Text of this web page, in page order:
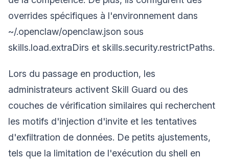
overrides spécifiques à l'environnement dans
~/.openclaw/openclaw.json sous
skills.load.extraDirs et skills.security.restrictPaths.
Lors du passage en production, les
administrateurs activent Skill Guard ou des
couches de vérification similaires qui recherchent
les motifs d'injection d'invite et les tentatives
d'exfiltration de données. De petits ajustements,
tels que la limitation de l'exécution du shell en